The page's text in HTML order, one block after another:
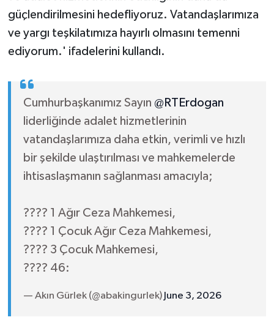
güçlendirilmesini hedefliyoruz. Vatandaşlarımıza
ve yargı teşkilatımıza hayırlı olmasını temenni
ediyorum.' ifadelerini kullandı.
Cumhurbaşkanımız Sayın @RTErdogan
liderliğinde adalet hizmetlerinin
vatandaşlarımıza daha etkin, verimli ve hızlı
bir şekilde ulaştırılması ve mahkemelerde
ihtisaslaşmanın sağlanması amacıyla;
???? 1 Ağır Ceza Mahkemesi,
???? 1 Çocuk Ağır Ceza Mahkemesi,
???? 3 Çocuk Mahkemesi,
???? 46:
— Akın Gürlek (@abakingurlek) June 3, 2026